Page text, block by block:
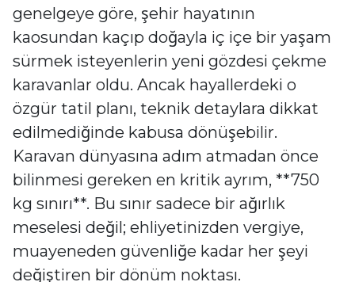
genelgeye göre, şehir hayatının
kaosundan kaçıp doğayla iç içe bir yaşam
sürmek isteyenlerin yeni gözdesi çekme
karavanlar oldu. Ancak hayallerdeki o
özgür tatil planı, teknik detaylara dikkat
edilmediğinde kabusa dönüşebilir.
Karavan dünyasına adım atmadan önce
bilinmesi gereken en kritik ayrım, **750
kg sınırı**. Bu sınır sadece bir ağırlık
meselesi değil; ehliyetinizden vergiye,
muayeneden güvenliğe kadar her şeyi
değiştiren bir dönüm noktası.